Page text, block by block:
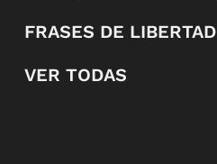
FRASES DE LIBERTAD
VER TODAS